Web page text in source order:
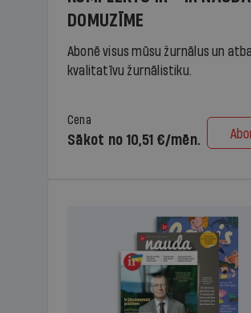
DOMUZĪME
Abonē visus mūsu žurnālus un
kvalitatīvu žurnālistiku.
Cena
Sākot no 10,51 €/mēn.